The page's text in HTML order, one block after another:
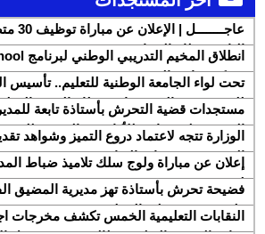
الثانية بقطاع الشباب
شركة هواوي المغرب
تحت لواء الجامعة الوطنية للتعليم.. تأسيس
مكتبها الوطني
مستجدات قضية التحرش بأستاذة تابعة
الفنيدق ولجنة تابعة للأكاديمية الجهوية
تطوان الحسيمة، تحل بذات المديرية الإقليمية
الوزارة تتجه لاعتماد دروع التميز وشواهد
التربوي بمؤسسات الريادة
إعلان عن مباراة ولوج سلك تلاميذ ضباط
لسنة 2026
فضيحة تحرش بأستاذة تهز مديرية المضيق
ولجنة تفتيش على الخط